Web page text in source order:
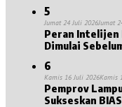
5
Jumat 24 Juli 2026Jumat
Peran Intelijen
Dimulai
6
Kamis 16 Juli 2026Kamis
Pemprov
Sukseskan